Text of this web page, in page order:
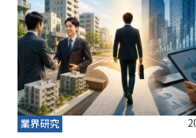
業界研究